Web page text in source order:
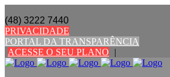
(48) 3222 7440
PRIVACIDADE
PORTAL DA TRANSPARÊNCIA
ACESSE O SEU PLANO
|